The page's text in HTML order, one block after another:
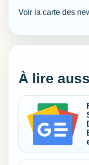
Voir la carte des
À lire